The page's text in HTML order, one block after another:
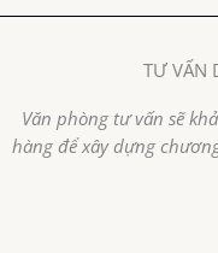
TƯ VẤN
Văn phòng tư vấn sẽ
hàng để xây dựng